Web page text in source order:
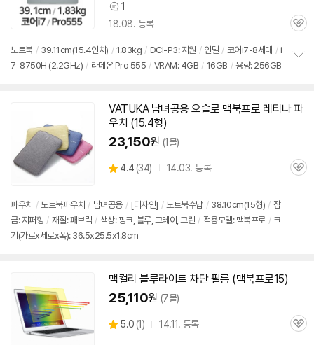
상
품
견
1
18.08. 등록
관
노트북 / 39.11cm(15.4인치) / 1.83kg / DCI-P3: 지원 / 인텔 / 코어i7-8세대 / i
7-8750H (2.2GHz) / 라데온 Pro 555 / VRAM: 4GB / 16GB / 용량: 256GB
치
VATUKA 남녀공용 오슬로 맥북프로 레티나 파
우치 (15.4형)
23,150원 (1몰)
별
4.4 (상
리
34) 14.03. 등록
관
파우치 / 노트북파우치 / 남녀공용 / [디자인] / 노트북수납 / 38.10cm(15형) / 잠
금: 지퍼형 / 재질: 패브릭 / 색상: 핑크, 블루, 그레이, 그린 / 적용모델: 맥북프로 / 크
기(가로x세로x폭): 36.5x25.5x1.8cm
맥컬리 블루라이트 차단 필름 (맥북프로15)
25,110원 (7몰)
별
5.0 (상
1) 14.11. 등록
관